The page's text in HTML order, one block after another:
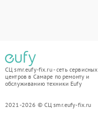
СЦ smr.eufy-fix.ru - сеть сервисных
центров в Самаре по ремонту и
обслуживанию техники Eufy
2021-2026 © СЦ smr.eufy-fix.ru